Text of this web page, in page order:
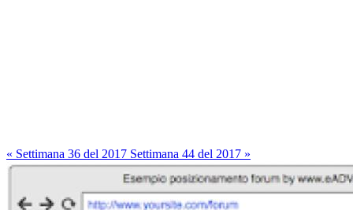
« Settimana 36 del 2017 Settimana 44 del 2017 »